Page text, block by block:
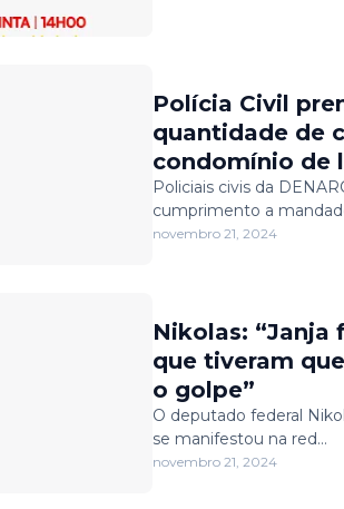
Polícia Civil
quantidade de
condomínio de
Mossoró
Policiais civis da
cumprimento a
novembro 21, 2024
Nikolas: “Janja
que tiveram
o golpe”
O deputado federal
se manifestou na red…
novembro 21, 2024